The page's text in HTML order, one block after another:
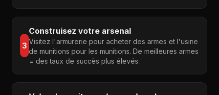
3
Construisez votre arsenal
Visitez l'armurerie pour acheter des armes et l'usine
de munitions pour les munitions. De meilleures armes
= des taux de succès plus élevés.